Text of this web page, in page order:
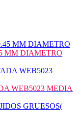
MM DIAMETRO
WEB5023 MEDIA